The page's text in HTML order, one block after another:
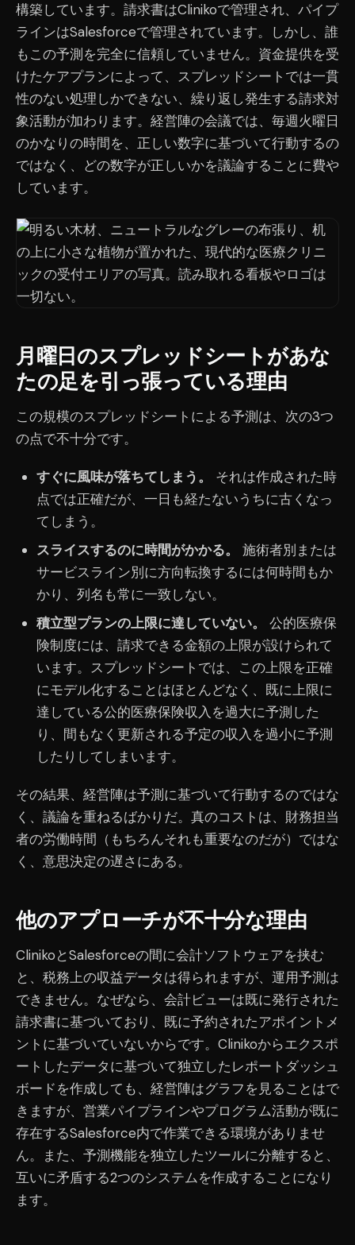
構築しています。請求書はClinikoで管理され、パイプ
ラインはSalesforceで管理されています。しかし、誰
もこの予測を完全に信頼していません。資金提供を受
けたケアプランによって、スプレッドシートでは一貫
性のない処理しかできない、繰り返し発生する請求対
象活動が加わります。経営陣の会議では、毎週火曜日
のかなりの時間を、正しい数字に基づいて行動するの
ではなく、どの数字が正しいかを議論することに費や
しています。
月曜日のスプレッドシートがあな
たの足を引っ張っている理由
この規模のスプレッドシートによる予測は、次の3つ
の点で不十分です。
すぐに風味が落ちてしまう。
それは作成された時
点では正確だが、一日も経たないうちに古くなっ
てしまう。
スライスするのに時間がかかる。
施術者別または
サービスライン別に方向転換するには何時間もか
かり、列名も常に一致しない。
積立型プランの上限に達していない。
公的医療保
険制度には、請求できる金額の上限が設けられて
います。スプレッドシートでは、この上限を正確
にモデル化することはほとんどなく、既に上限に
達している公的医療保険収入を過大に予測した
り、間もなく更新される予定の収入を過小に予測
したりしてしまいます。
その結果、経営陣は予測に基づいて行動するのではな
く、議論を重ねるばかりだ。真のコストは、財務担当
者の労働時間（もちろんそれも重要なのだが）ではな
く、意思決定の遅さにある。
他のアプローチが不十分な理由
ClinikoとSalesforceの間に会計ソフトウェアを挟む
と、税務上の収益データは得られますが、運用予測は
できません。なぜなら、会計ビューは既に発行された
請求書に基づいており、既に予約されたアポイントメ
ントに基づいていないからです。Clinikoからエクスポ
ートしたデータに基づいて独立したレポートダッシュ
ボードを作成しても、経営陣はグラフを見ることはで
きますが、営業パイプラインやプログラム活動が既に
存在するSalesforce内で作業できる環境がありませ
ん。また、予測機能を独立したツールに分離すると、
互いに矛盾する2つのシステムを作成することになり
ます。